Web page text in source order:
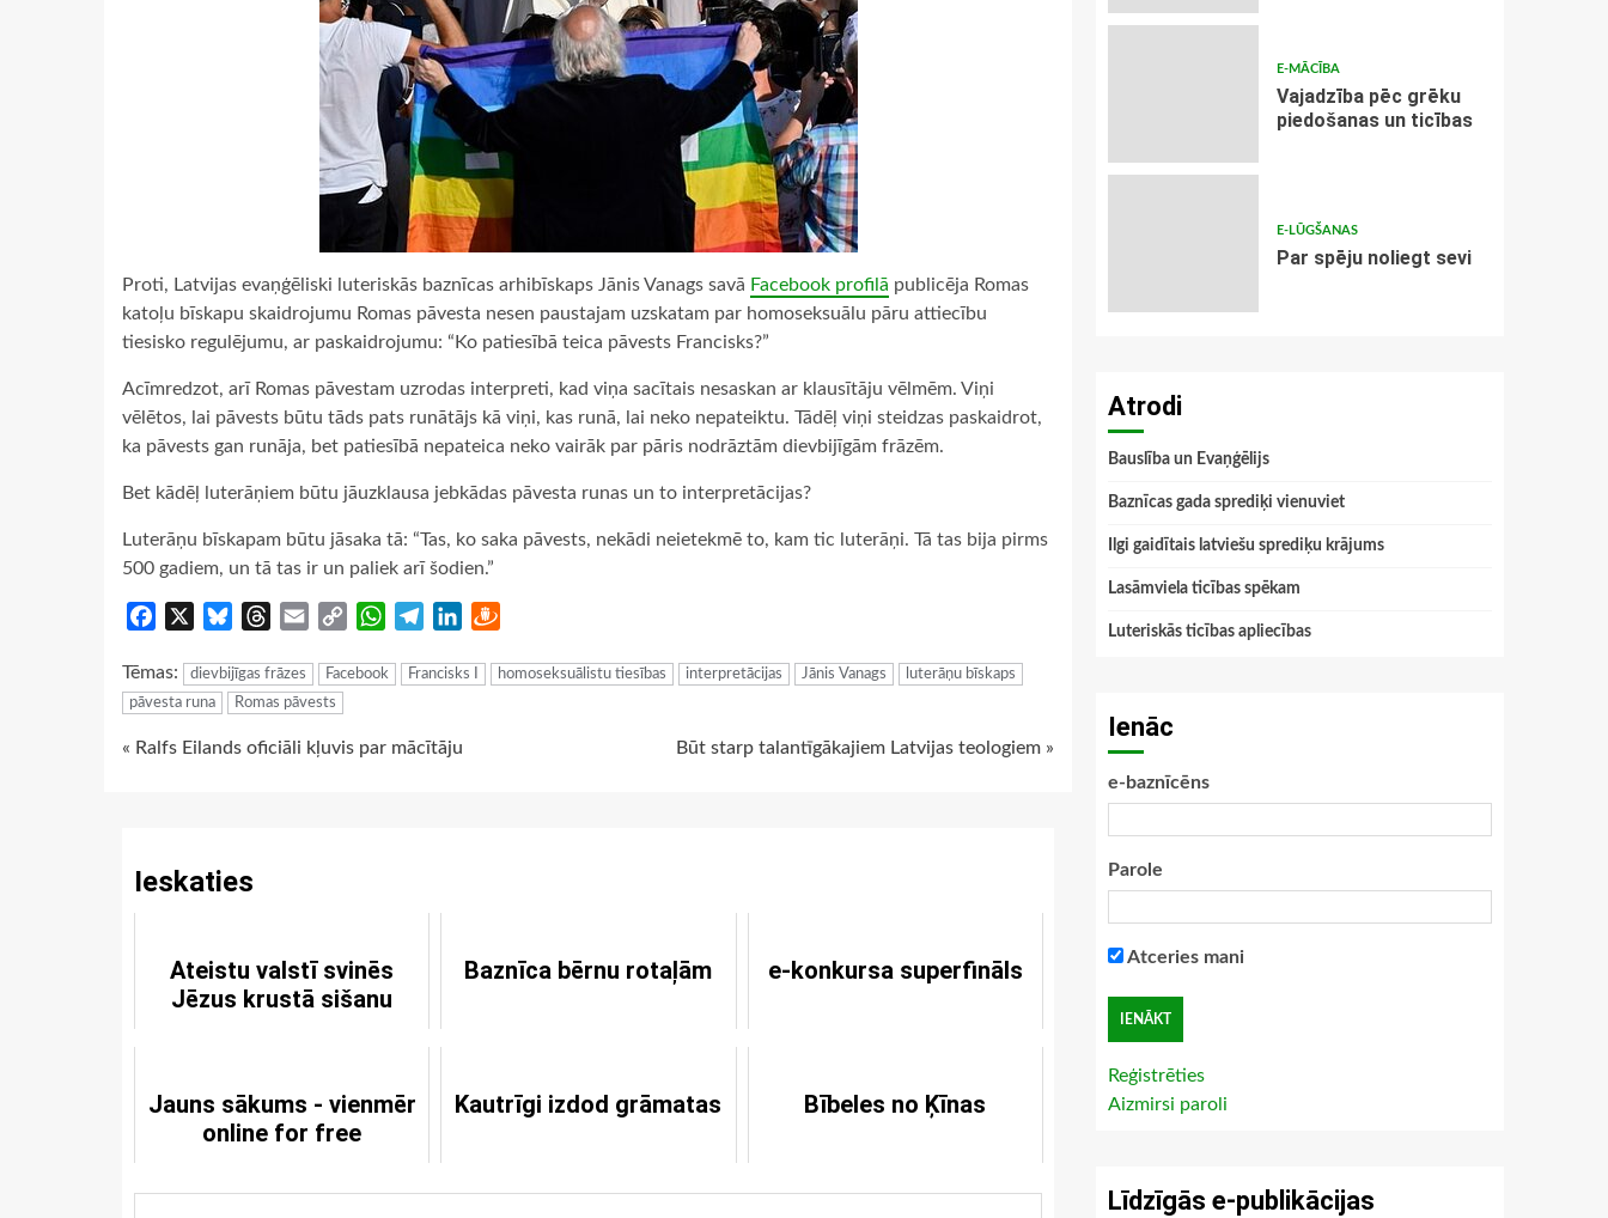
Proti, Latvijas evaņģēliski luteriskās baznīcas arhibīskaps Jānis Vanags savā Facebook profilā publicēja Romas
katoļu bīskapu skaidrojumu Romas pāvesta nesen paustajam uzskatam par homoseksuālu pāru attiecību
tiesisko regulējumu, ar paskaidrojumu: “Ko patiesībā teica pāvests Francisks?”
Acīmredzot, arī Romas pāvestam uzrodas interpreti, kad viņa sacītais nesaskan ar klausītāju vēlmēm. Viņi
vēlētos, lai pāvests būtu tāds pats runātājs kā viņi, kas runā, lai neko nepateiktu. Tādēļ viņi steidzas paskaidrot,
ka pāvests gan runāja, bet patiesībā nepateica neko vairāk par pāris nodrāztām dievbijīgām frāzēm.
Bet kādēļ luterāņiem būtu jāuzklausa jebkādas pāvesta runas un to interpretācijas?
Luterāņu bīskapam būtu jāsaka tā: “Tas, ko saka pāvests, nekādi neietekmē to, kam tic luterāņi. Tā tas bija pirms
500 gadiem, un tā tas ir un paliek arī šodien.”
Facebook BlueskyThreads
Email
Copy
WhatsApp
TelegramLinkedIn
Tēmas: dievbijīgas frāzes Facebook Francisks I homoseksuālistu tiesības interpretācijas Jānis Vanags
luterāņu bīskaps
pāvesta runa
Romas pāvests
Continue
« Ralfs Eilands oficiāli kļuvis par mācītāju Būt starp talantīgākajiem Latvijas teologiem »
Ieskaties
Ateistu valstī svinēs
Jēzus krustā sišanu
Baznīca bērnu rotaļām e-konkursa superfināls
Jauns sākums - vienmēr
online for free
Kautrīgi izdod grāmatas Bībeles no Ķīnas
E-MĀCĪBA
Vajadzība pēc grēku
piedošanas un ticības
E-LŪGŠANAS
Par spēju noliegt sevi
Atrodi
Bauslība un Evaņģēlijs
Baznīcas gada sprediķi vienuviet
Ilgi gaidītais latviešu sprediķu krājums
Lasāmviela ticības spēkam
Luteriskās ticības apliecības
Ienāc
e-baznīcēns
Parole
Atceries mani
Reģistrēties
Aizmirsi paroli
Līdzīgās e-publikācijas